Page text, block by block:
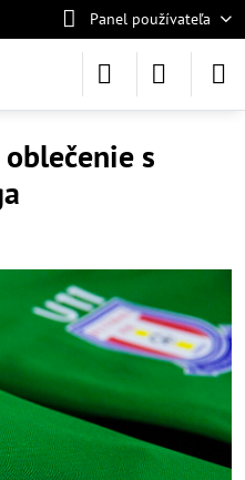
Panel používateľa
s